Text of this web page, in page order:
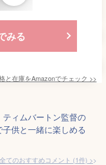
みる
と在庫をAmazonでチェック >>
ィムバートン監督の
供と一緒に楽しめる
全てのおすすめコメント (1件) >